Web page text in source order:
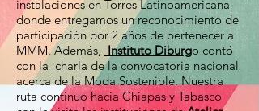
instalaciones en Torres Latinoamericana
donde entregamos un reconocimiento de
participación por 2 años de pertenecer a
MMM. Además,
Instituto Diburgo contó
con la charla de la convocatoria nacional
acerca de la Moda Sostenible. Nuestra
ruta continuo hacia Chiapas y Tabasco